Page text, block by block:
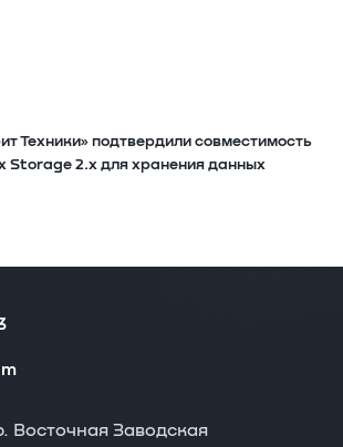
Техники» подтвердили совместимость
Storage 2.x для хранения данных
Восточная Заводская